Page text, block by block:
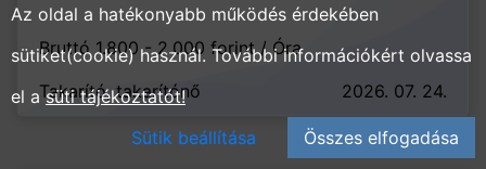
Bruttó 1.800 - 2.000 forint / Óra
Takarító, takarítónő
2026. 07. 24.
Az oldal a hatékonyabb működés érdekében
sütiket(cookie) használ. További információkért olvassa
el asüti tájékoztatót!
Sütik beállítása
Összes elfogadása